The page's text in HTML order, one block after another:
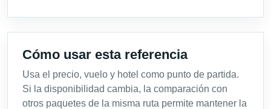
Cómo usar esta referencia
Usa el precio, vuelo y hotel como punto de partida.
Si la disponibilidad cambia, la comparación con
otros paquetes de la misma ruta permite mantener la